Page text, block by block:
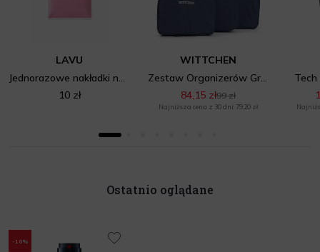
LAVU
Jednorazowe nakładki na WC
10 zł
WITTCHEN
Zestaw Organizerów Granatowy
84,15 zł99 zł
Najniższa cena z 30 dni: 79,20 zł
Tech
Ostatnio oglądane
-10%